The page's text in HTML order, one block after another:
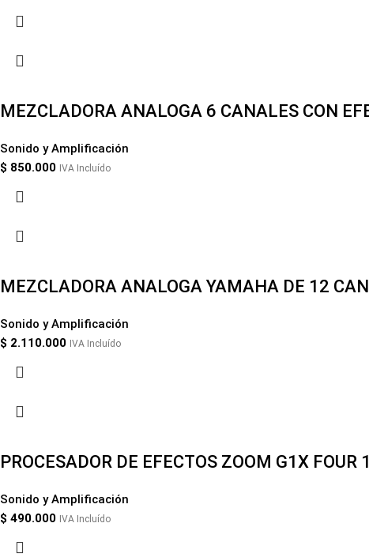
MEZCLADORA ANALOGA 6 CANALES CON
Sonido y Amplificación
$ 850.000 IVA Incluído
MEZCLADORA ANALOGA YAMAHA DE 12
Sonido y Amplificación
$ 2.110.000 IVA Incluído
PROCESADOR DE EFECTOS ZOOM G1X FOUR
Sonido y Amplificación
$ 490.000 IVA Incluído